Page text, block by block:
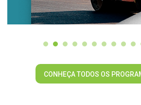
CONHEÇA TODOS OS